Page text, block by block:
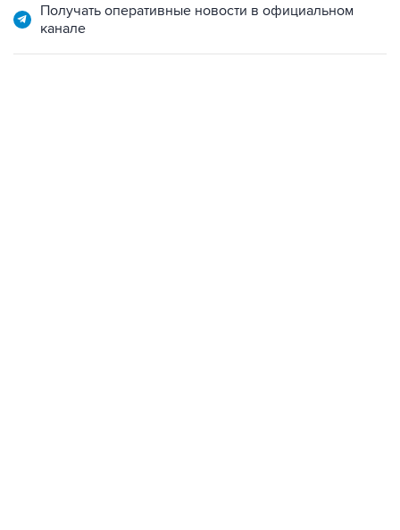
Получать оперативные новости в официальном
канале